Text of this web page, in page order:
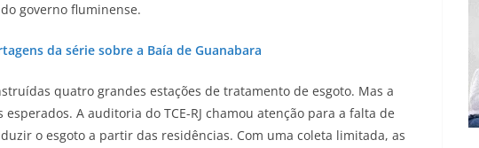
governo fluminense.
da série sobre a Baía de Guanabara
quatro grandes estações de tratamento de esgoto. Mas a
A auditoria do TCE-RJ chamou atenção para a falta de
o esgoto a partir das residências. Com uma coleta limitada, as